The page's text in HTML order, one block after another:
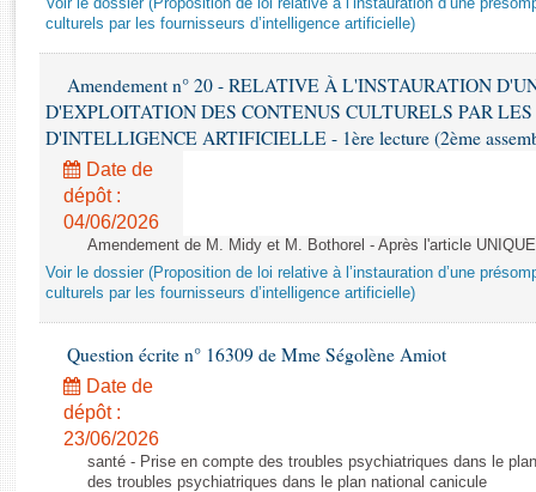
Rapports d'enquête
Rapports législatifs
Baromètre de l’application des lois
Dossiers législatifs
Budget et sécurité sociale
Questions écrites et orales
Comptes rendus des débats
Voir le dossier (Proposition de loi relative à l’instauration d’une
culturels par les fournisseurs d’intelligence artificielle)
Amendement n° 20 - RELATIVE À L'INSTAURATION
D'EXPLOITATION DES CONTENUS CULTURELS PAR LES
D'INTELLIGENCE ARTIFICIELLE - 1ère lecture (2ème
Date de
dépôt :
04/06/2026
Amendement de M. Midy et M. Bothorel - Après l'article
Voir le dossier (Proposition de loi relative à l’instauration d’une
culturels par les fournisseurs d’intelligence artificielle)
Question écrite n° 16309 de Mme Ségolène Amiot
Date de
dépôt :
23/06/2026
santé - Prise en compte des troubles psychiatriques dans le
des troubles psychiatriques dans le plan national canicule